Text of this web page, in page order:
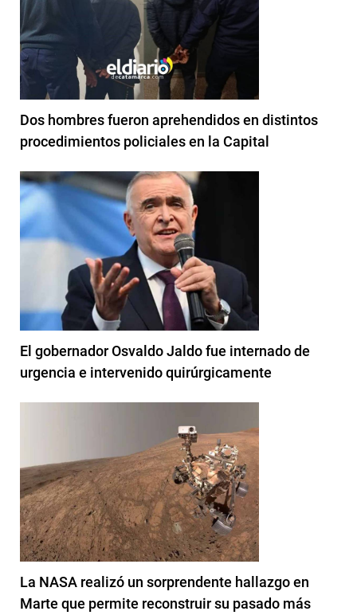
Dos hombres fueron aprehendidos en distintos
procedimientos policiales en la Capital
El gobernador Osvaldo Jaldo fue internado de
urgencia e intervenido quirúrgicamente
La NASA realizó un sorprendente hallazgo en
Marte que permite reconstruir su pasado más